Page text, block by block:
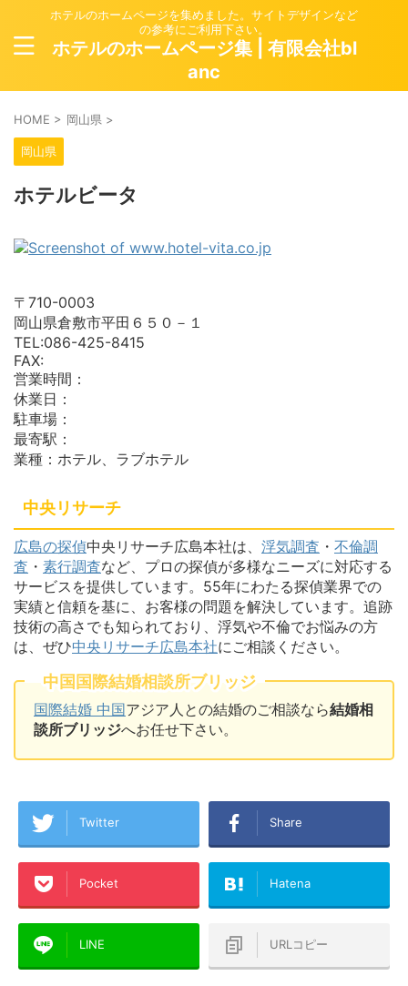
ホテルのホームページを集めました。サイトデザインなど
の参考にご利用下さい。
ホテルのホームページ集 | 有限会社bl
anc
HOME > 岡山県 >
岡山県
ホテルビータ
〒710-0003
岡山県倉敷市平田６５０－１
TEL:086-425-8415
FAX:
営業時間：
休業日：
駐車場：
最寄駅：
業種：ホテル、ラブホテル
中央リサーチ
広島の探偵中央リサーチ広島本社は、 浮気調査 ・ 不倫調
査 ・ 素行調査など、プロの探偵が多様なニーズに対応する
サービスを提供しています。55年にわたる探偵業界での
実績と信頼を基に、お客様の問題を解決しています。追跡
技術の高さでも知られており、浮気や不倫でお悩みの方
は、ぜひ中央リサーチ広島本社にご相談ください。
中国国際結婚相談所ブリッジ
国際結婚 中国アジア人との結婚のご相談なら結婚相
談所ブリッジへお任せ下さい。
Twitter Share
Pocket Hatena
LINE URLコピー